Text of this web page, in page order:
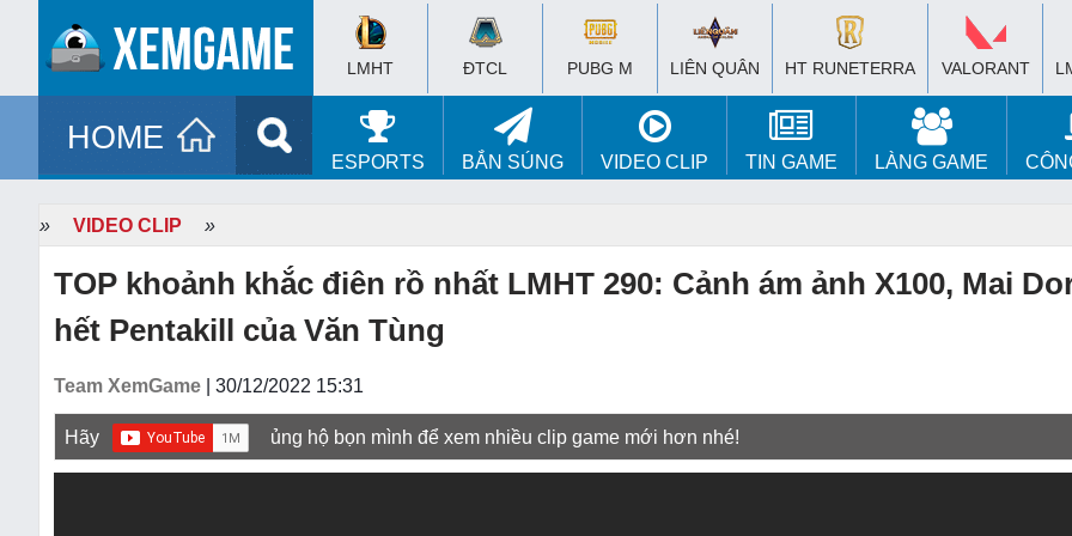
LMHT ĐTCL PUBG M LIÊN QUÂN HT RUNETERRA VALORANT
HOME
ESPORTS BẮN SÚNG VIDEO CLIP TIN GAME LÀNG GAME
» VIDEO CLIP »
TOP khoảnh khắc điên rồ nhất LMHT 290: Cảnh ám ảnh X100, Mai
hết Pentakill của Văn Tùng
Team XemGame | 30/12/2022 15:31
Hãy ủng hộ bọn mình để xem nhiều clip game mới hơn nhé!